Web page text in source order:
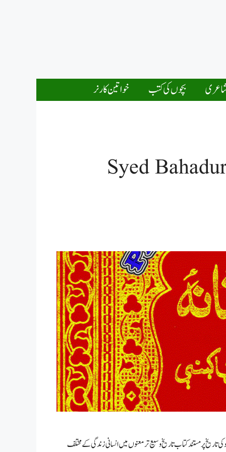
بچوں کی کتب خواتین کارنر
Syed
کے از بہادر شاہ ظفر کاکاخیل ۔550 قبل مسیح سے لیکر 1964ء تک پشتونو کی تاریخ پر مستند کتاب تاریخ وسیع تر معنوں میں انسانی زندگی کے مختلف